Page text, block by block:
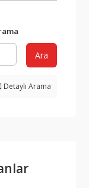
Ara
Detaylı Arama